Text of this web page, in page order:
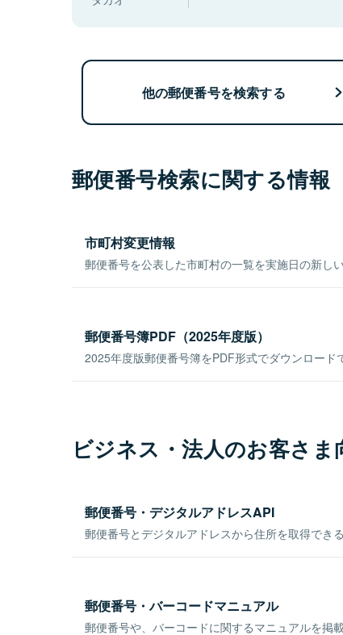
他の郵便番号を検索する
郵便番号検索に関する情報
市町村変更情報
郵便番号を公表した市町村の一覧を実施日の新し
郵便番号簿PDF（2025年度版）
2025年度版郵便番号簿をPDF形式でダウンロード
ビジネス・法人のお客さま
郵便番号・デジタルアドレスAPI
郵便番号とデジタルアドレスから住所を取得でき
郵便番号・バーコードマニュアル
郵便番号や、バーコードに関するマニュアルを掲載